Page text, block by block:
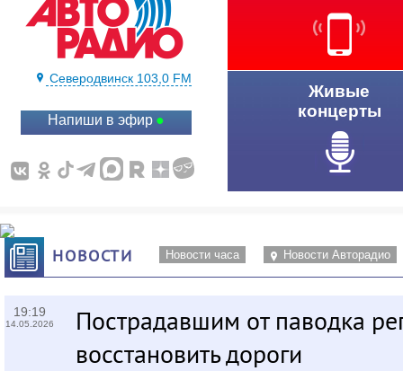
Северодвинск 103,0 FM
Напиши в эфир
Живые
концерты
НОВОСТИ Новости часа Новости Авторадио
19:19
14.05.2026
Пострадавшим от паводка
восстановить дороги